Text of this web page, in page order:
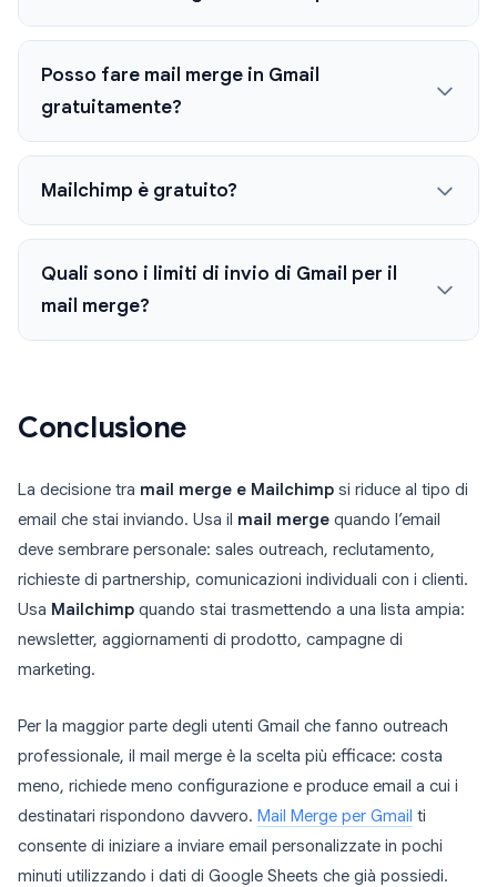
Posso fare mail merge in Gmail
gratuitamente?
Mailchimp è gratuito?
Quali sono i limiti di invio di Gmail per il
mail merge?
Conclusione
La decisione tra mail merge e Mailchimp si riduce al tipo di
email che stai inviando. Usa il mail merge quando l’email
deve sembrare personale: sales outreach, reclutamento,
richieste di partnership, comunicazioni individuali con i clienti.
Usa Mailchimp quando stai trasmettendo a una lista ampia:
newsletter, aggiornamenti di prodotto, campagne di
marketing.
Per la maggior parte degli utenti Gmail che fanno outreach
professionale, il mail merge è la scelta più efficace: costa
meno, richiede meno configurazione e produce email a cui i
destinatari rispondono davvero. Mail Merge per Gmail ti
consente di iniziare a inviare email personalizzate in pochi
minuti utilizzando i dati di Google Sheets che già possiedi.